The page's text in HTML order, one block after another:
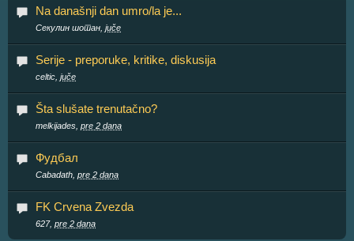
Na današnji dan umro/la je...
Секулин шотан, juče
Serije - preporuke, kritike, diskusija
celtic, juče
Šta slušate trenutačno?
melkijades, pre 2 dana
Фудбал
Cabadath, pre 2 dana
FK Crvena Zvezda
627, pre 2 dana